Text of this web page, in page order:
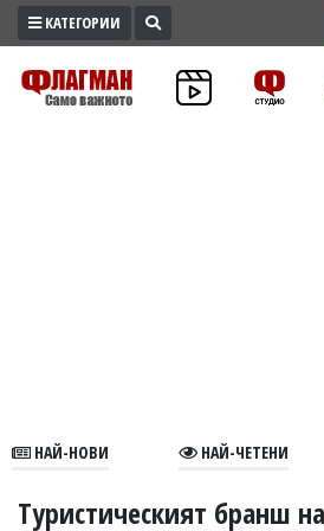
ПРОМО
ЗОНА
В
КАТЕГОРИИ
НАЙ-НОВИ НАЙ-ЧЕТЕНИ
Туристическият бранш